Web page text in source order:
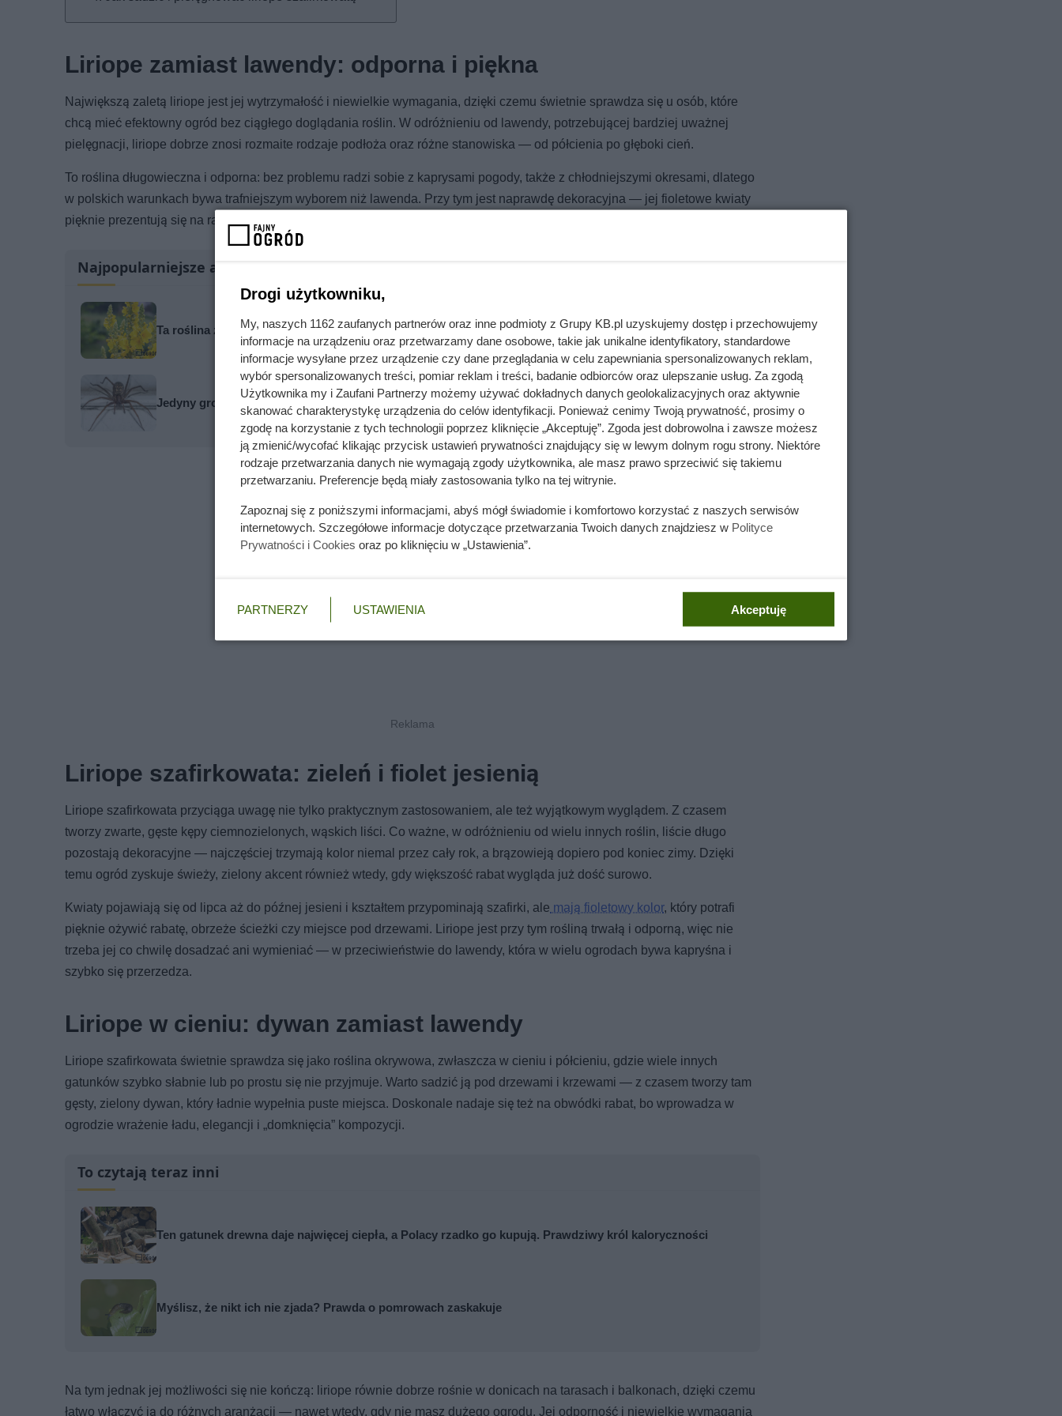
Liriope zamiast lawendy: odporna i piękna
Największą zaletą liriope jest jej wytrzymałość i niewielkie wymagania, dzięki czemu świetnie sprawdza się u osób, które
chcą mieć efektowny ogród bez ciągłego doglądania roślin. W odróżnieniu od lawendy, potrzebującej bardziej uważnej
pielęgnacji, liriope dobrze znosi rozmaite rodzaje podłoża oraz różne stanowiska — od półcienia po głęboki cień.
To roślina długowieczna i odporna: bez problemu radzi sobie z kaprysami pogody, także z chłodniejszymi okresami, dlatego
w polskich warunkach bywa trafniejszym wyborem niż lawenda. Przy tym jest naprawdę dekoracyjna — jej fioletowe kwiaty
pięknie prezentują się na rabatach. Z powodzeniem można ją sadzić również w donicach na balkonach oraz w pobliżu altan.
Najpopularniejsze artykuły
Ta roślina z ogrodu babci rośnie w piachu i kwitnie tygodniami
Jedyny groźny pająk w Polsce właśnie wchodzi do domów. Polacy nie wiedzą, jak reagować
Liriope szafirkowata: zieleń i fiolet jesienią
Liriope szafirkowata przyciąga uwagę nie tylko praktycznym zastosowaniem, ale też wyjątkowym wyglądem. Z czasem
tworzy zwarte, gęste kępy ciemnozielonych, wąskich liści. Co ważne, w odróżnieniu od wielu innych roślin, liście długo
pozostają dekoracyjne — najczęściej trzymają kolor niemal przez cały rok, a brązowieją dopiero pod koniec zimy. Dzięki
temu ogród zyskuje świeży, zielony akcent również wtedy, gdy większość rabat wygląda już dość surowo.
Kwiaty pojawiają się od lipca aż do późnej jesieni i kształtem przypominają szafirki, ale mają fioletowy kolor, który potrafi
pięknie ożywić rabatę, obrzeże ścieżki czy miejsce pod drzewami. Liriope jest przy tym rośliną trwałą i odporną, więc nie
trzeba jej co chwilę dosadzać ani wymieniać — w przeciwieństwie do lawendy, która w wielu ogrodach bywa kapryśna i
szybko się przerzedza.
Liriope w cieniu: dywan zamiast lawendy
Liriope szafirkowata świetnie sprawdza się jako roślina okrywowa, zwłaszcza w cieniu i półcieniu, gdzie wiele innych
gatunków szybko słabnie lub po prostu się nie przyjmuje. Warto sadzić ją pod drzewami i krzewami — z czasem tworzy tam
gęsty, zielony dywan, który ładnie wypełnia puste miejsca. Doskonale nadaje się też na obwódki rabat, bo wprowadza w
ogrodzie wrażenie ładu, elegancji i „domknięcia” kompozycji.
To czytają teraz inni
Ten gatunek drewna daje najwięcej ciepła, a Polacy rzadko go kupują. Prawdziwy król kaloryczności
Myślisz, że nikt ich nie zjada? Prawda o pomrowach zaskakuje
Na tym jednak jej możliwości się nie kończą: liriope równie dobrze rośnie w donicach na tarasach i balkonach, dzięki czemu
łatwo włączyć ją do różnych aranżacji — nawet wtedy, gdy nie masz dużego ogrodu. Jej odporność i niewielkie wymagania
Drogi użytkowniku,
My, naszych 1162 zaufanych partnerów oraz inne podmioty z Grupy KB.pl uzyskujemy dostęp i przechowujemy
informacje na urządzeniu oraz przetwarzamy dane osobowe, takie jak unikalne identyfikatory, standardowe
informacje wysyłane przez urządzenie czy dane przeglądania w celu zapewniania spersonalizowanych reklam,
wybór spersonalizowanych treści, pomiar reklam i treści, badanie odbiorców oraz ulepszanie usług. Za zgodą
Użytkownika my i Zaufani Partnerzy możemy używać dokładnych danych geolokalizacyjnych oraz aktywnie
skanować charakterystykę urządzenia do celów identyfikacji. Ponieważ cenimy Twoją prywatność, prosimy o
zgodę na korzystanie z tych technologii poprzez kliknięcie „Akceptuję”. Zgoda jest dobrowolna i zawsze możesz
ją zmienić/wycofać klikając przycisk ustawień prywatności znajdujący się w lewym dolnym rogu strony. Niektóre
rodzaje przetwarzania danych nie wymagają zgody użytkownika, ale masz prawo sprzeciwić się takiemu
przetwarzaniu. Preferencje będą miały zastosowania tylko na tej witrynie.
Zapoznaj się z poniższymi informacjami, abyś mógł świadomie i komfortowo korzystać z naszych serwisów
internetowych. Szczegółowe informacje dotyczące przetwarzania Twoich danych znajdziesz w Polityce
Prywatności i Cookies oraz po kliknięciu w „Ustawienia”.
PARTNERZY USTAWIENIA Akceptuję